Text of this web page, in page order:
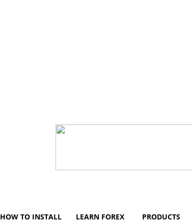
HOW TO INSTALL LEARN FOREX PRODUCTS